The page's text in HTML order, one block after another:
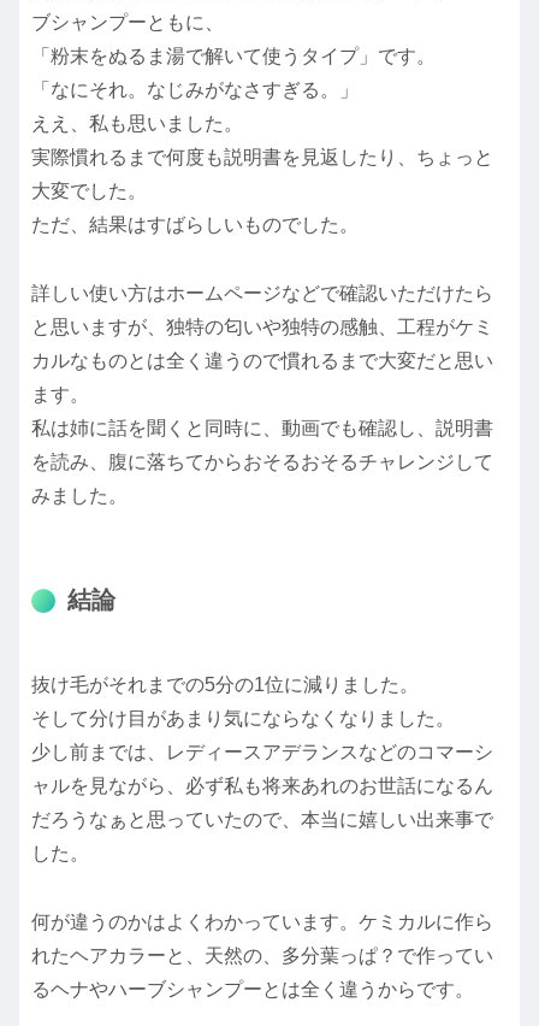
ブシャンプーともに、
「粉末をぬるま湯で解いて使うタイプ」です。
「なにそれ。なじみがなさすぎる。」
ええ、私も思いました。
実際慣れるまで何度も説明書を見返したり、ちょっと
大変でした。
ただ、結果はすばらしいものでした。
詳しい使い方はホームページなどで確認いただけたら
と思いますが、独特の匂いや独特の感触、工程がケミ
カルなものとは全く違うので慣れるまで大変だと思い
ます。
私は姉に話を聞くと同時に、動画でも確認し、説明書
を読み、腹に落ちてからおそるおそるチャレンジして
みました。
結論
抜け毛がそれまでの5分の1位に減りました。
そして分け目があまり気にならなくなりました。
少し前までは、レディースアデランスなどのコマーシ
ャルを見ながら、必ず私も将来あれのお世話になるん
だろうなぁと思っていたので、本当に嬉しい出来事で
した。
何が違うのかはよくわかっています。ケミカルに作ら
れたヘアカラーと、天然の、多分葉っぱ？で作ってい
るヘナやハーブシャンプーとは全く違うからです。